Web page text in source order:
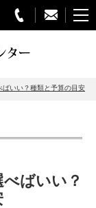
ター
いい？種類と予算の目安
ばいい？